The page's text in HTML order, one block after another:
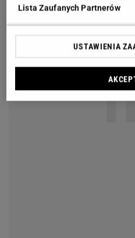
Lista Zaufanych Partnerów
USTAWIENIA